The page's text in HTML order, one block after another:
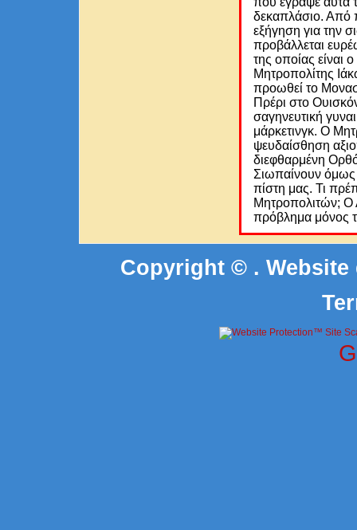
δεκαπλάσιο. Από
εξήγηση για την
προβάλλεται
της οποίας είναι
Μητροπολίτης
προωθεί το
Πρέρι στο
σαγηνευτική
μάρκετινγκ. Ο
ψευδαίσθηση
διεφθαρμένη
Σιωπαίνουν όμως
πίστη μας. Τι
Μητροπολιτών; Ο
πρόβλημα μόνος
Copyright © .